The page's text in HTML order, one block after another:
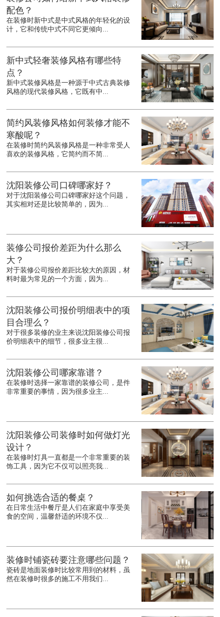
配色？
在装修时新中式是中式风格的年轻化的设
计，它和传统中式不同它更倾向...
新中式轻奢装修风格有哪些特
点？
新中式装修风格是一种源于中式古典装修
风格的现代装修风格，它既有中...
简约风装修风格如何装修才能不
寒酸呢？
在装修时简约风装修风格是一种非常受人
喜欢的装修风格，它简约而不简...
沈阳装修公司口碑哪家好？
对于沈阳装修公司口碑哪家好这个问题，
其实相对还是比较简单的，因为...
装修公司报价差距为什么那么
大？
对于装修公司报价差距比较大的原因，材
料时最为常见的一个方面，因为...
沈阳装修公司报价明细表中的项
目合理么？
对于很多装修的业主来说沈阳装修公司报
价明细表中的细节，很多业主很...
沈阳装修公司哪家靠谱？
在装修时选择一家靠谱的装修公司，是件
非常重要的事情，因为很多业主...
沈阳装修公司装修时如何做灯光
设计？
在装修时灯具一直都是一个非常重要的装
饰工具，因为它不仅可以照亮我...
如何挑选合适的餐桌？
在日常生活中餐厅是人们在家庭中享受美
食的空间，温馨舒适的环境不仅...
装修时铺瓷砖要注意哪些问题？
瓷砖是地面装修时比较常用到的材料，虽
然在装修时很多的施工不用我们...